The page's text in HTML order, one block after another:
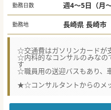
勤務日数 週4～5日（月～
勤務地 長崎県 長崎市
☆交通費はガソリンカードが
☆内科的なコンサルのみなの
す
☆職員用の送迎バスもあり、
★☆コンサルタントからの
市内では希少な精神科病院の
便も良好です。